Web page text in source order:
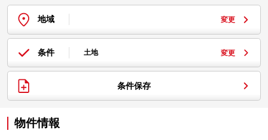
地域 変更
条件 土地 変更
条件保存
物件情報